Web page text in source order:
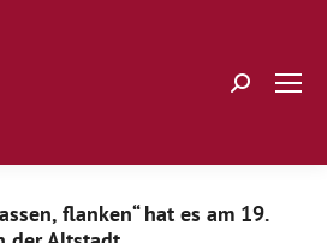
Search:
flanken“ hat es am 19.